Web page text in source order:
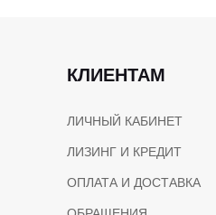
КЛИЕНТАМ
ЛИЧНЫЙ КАБИНЕТ
ЛИЗИНГ И КРЕДИТ
ОПЛАТА И ДОСТАВКА